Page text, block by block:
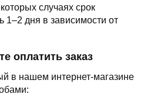
случаях срок
1–2 дня в зависимости от
оплатить заказ
в нашем интернет-магазине